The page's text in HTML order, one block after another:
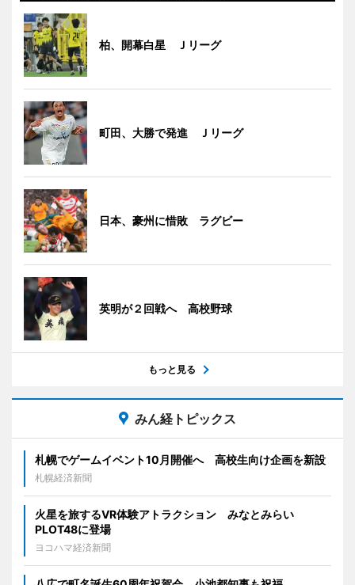
柏、開幕白星 Ｊリーグ
町田、大勝で発進 Ｊリーグ
日本、豪州に惜敗 ラグビー
英明が２回戦へ 高校野球
もっと見る
みん経トピックス
札幌でゲームイベント10月開催へ 高校生向け企画を新設
札幌経済新聞
火星を旅するVR体験アトラクション みなとみらい
PLOT48に登場
ヨコハマ経済新聞